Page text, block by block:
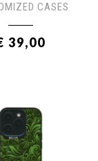
CASES
39,00